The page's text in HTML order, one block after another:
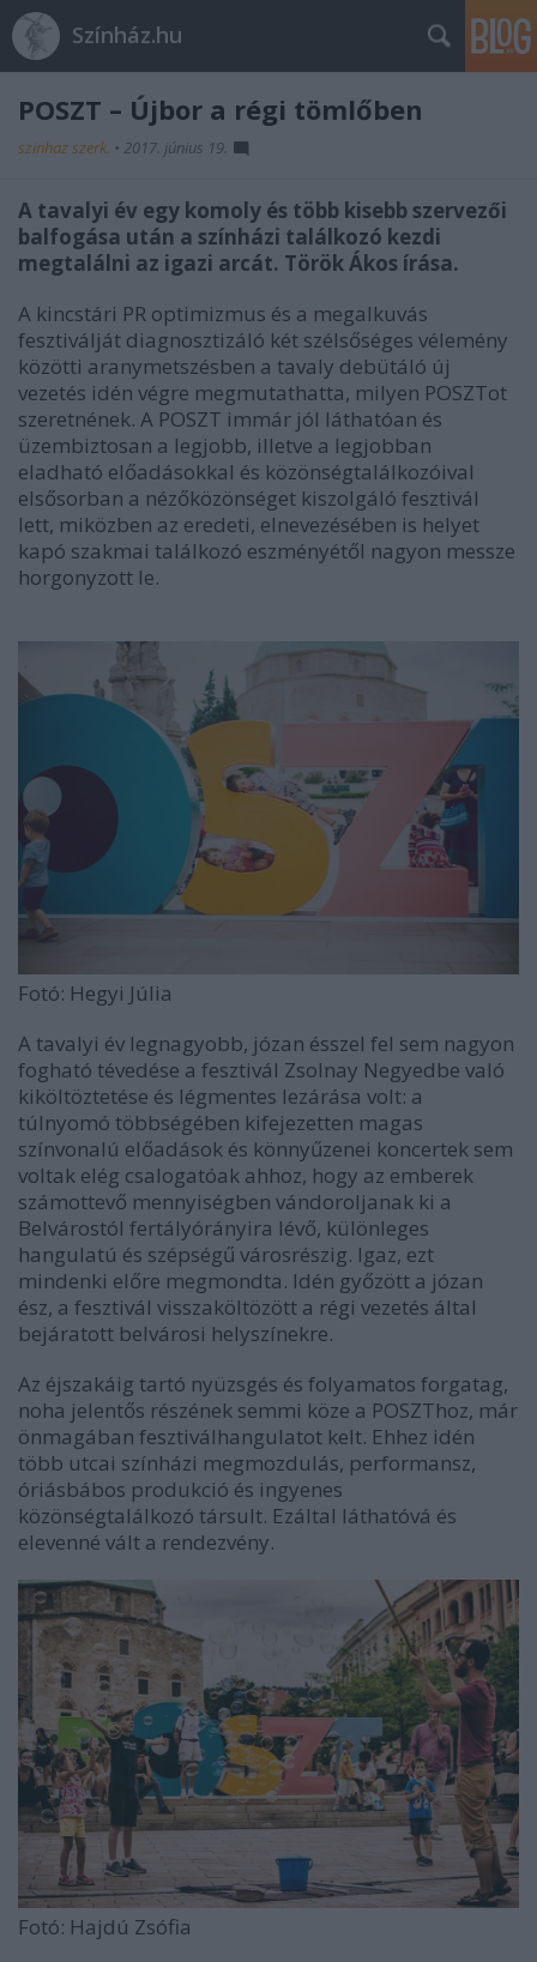
Színház.hu
POSZT – Újbor a régi tömlőben
szinhaz szerk. • 2017. június 19.
A tavalyi év egy komoly és több kisebb szervezői
balfogása után a színházi találkozó kezdi
megtalálni az igazi arcát. Török Ákos írása.
A kincstári PR optimizmus és a megalkuvás
fesztiválját diagnosztizáló két szélsőséges vélemény
közötti aranymetszésben a tavaly debütáló új
vezetés idén végre megmutathatta, milyen POSZTot
szeretnének. A POSZT immár jól láthatóan és
üzembiztosan a legjobb, illetve a legjobban
eladható előadásokkal és közönségtalálkozóival
elsősorban a nézőközönséget kiszolgáló fesztivál
lett, miközben az eredeti, elnevezésében is helyet
kapó szakmai találkozó eszményétől nagyon messze
horgonyzott le.
Fotó: Hegyi Júlia
A tavalyi év legnagyobb, józan ésszel fel sem nagyon
fogható tévedése a fesztivál Zsolnay Negyedbe való
kiköltöztetése és légmentes lezárása volt: a
túlnyomó többségében kifejezetten magas
színvonalú előadások és könnyűzenei koncertek sem
voltak elég csalogatóak ahhoz, hogy az emberek
számottevő mennyiségben vándoroljanak ki a
Belvárostól fertályórányira lévő, különleges
hangulatú és szépségű városrészig. Igaz, ezt
mindenki előre megmondta. Idén győzött a józan
ész, a fesztivál visszaköltözött a régi vezetés által
bejáratott belvárosi helyszínekre.
Az éjszakáig tartó nyüzsgés és folyamatos forgatag,
noha jelentős részének semmi köze a POSZThoz, már
önmagában fesztiválhangulatot kelt. Ehhez idén
több utcai színházi megmozdulás, performansz,
óriásbábos produkció és ingyenes
közönségtalálkozó társult. Ezáltal láthatóvá és
elevenné vált a rendezvény.
Fotó: Hajdú Zsófia